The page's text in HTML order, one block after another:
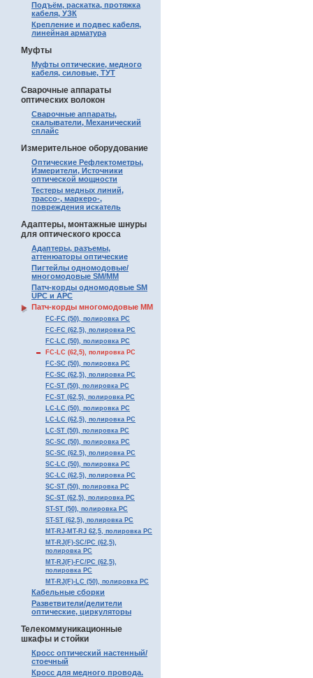
Подъём, раскатка, протяжка
кабеля, УЗК
Крепление и подвес кабеля,
линейная арматура
Муфты
Муфты оптические, медного
кабеля, силовые, ТУТ
Сварочные аппараты
оптических волокон
Сварочные аппараты,
скалыватели, Механический
сплайс
Измерительное оборудование
Оптические Рефлектометры,
Измерители, Источники
оптической мощности
Тестеры медных линий,
трассо-, маркеро-,
повреждения искатель
Адаптеры, монтажные шнуры
для оптического кросса
Адаптеры, разъемы,
аттенюаторы оптические
Пигтейлы одномодовые/
многомодовые SM/MM
Патч-корды одномодовые SM
UPC и APC
Патч-корды многомодовые MM
FC-FC (50), полировка PC
FC-FC (62,5), полировка PC
FC-LC (50), полировка PC
FC-LC (62,5), полировка PC
FC-SC (50), полировка PC
FC-SC (62,5), полировка PC
FC-ST (50), полировка PC
FC-ST (62,5), полировка PC
LC-LC (50), полировка PC
LC-LC (62,5), полировка PC
LC-ST (50), полировка PC
SC-SC (50), полировка PC
SC-SC (62.5), полировка PC
SC-LC (50), полировка PC
SC-LC (62,5), полировка PC
SC-ST (50), полировка PC
SC-ST (62,5), полировка PC
ST-ST (50), полировка PC
ST-ST (62,5), полировка PC
MT-RJ-MT-RJ 62,5, полировка PC
MT-RJ(F)-SC/PC (62,5),
полировка PC
MT-RJ(F)-FC/PC (62,5),
полировка PC
MT-RJ(F)-LC (50), полировка PC
Кабельные сборки
Разветвители/делители
оптические, циркуляторы
Телекоммуникационные
шкафы и стойки
Кросс оптический настенный/
стоечный
Кросс для медного провода.